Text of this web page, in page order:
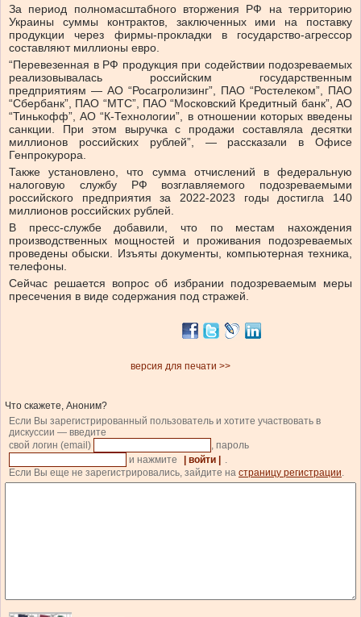
За период полномасштабного вторжения РФ на территорию
Украины суммы контрактов, заключенных ими на поставку
продукции через фирмы-прокладки в государство-агрессор
составляют миллионы евро.
“Перевезенная в РФ продукция при содействии подозреваемых
реализовывалась российским государственным
предприятиям — АО “Росагролизинг”, ПАО “Ростелеком”, ПАО
“Сбербанк”, ПАО “МТС”, ПАО “Московский Кредитный банк”, АО
“Тинькофф”, АО “К-Технологии”, в отношении которых введены
санкции. При этом выручка с продажи составляла десятки
миллионов российских рублей”, — рассказали в Офисе
Генпрокурора.
Также установлено, что сумма отчислений в федеральную
налоговую службу РФ возглавляемого подозреваемыми
российского предприятия за 2022-2023 годы достигла 140
миллионов российских рублей.
В пресс-службе добавили, что по местам нахождения
производственных мощностей и проживания подозреваемых
проведены обыски. Изъяты документы, компьютерная техника,
телефоны.
Сейчас решается вопрос об избрании подозреваемым меры
пресечения в виде содержания под стражей.
версия для печати >>
Что скажете, Аноним?
Если Вы зарегистрированный пользователь и хотите участвовать в
дискуссии — введите
свой логин (email)
, пароль
и нажмите
| войти |
.
Если Вы еще не зарегистрировались, зайдите на страницу регистрации.